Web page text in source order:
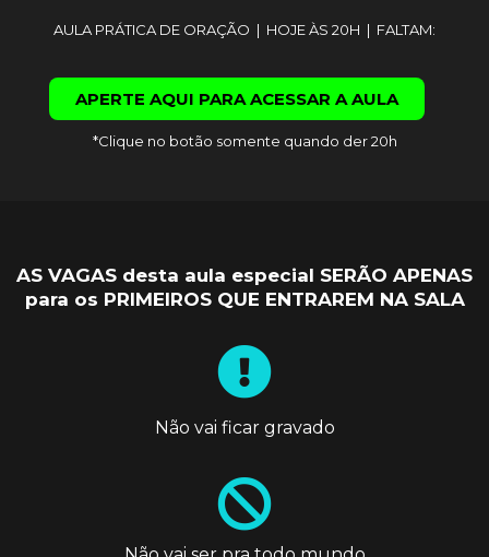
AULA PRÁTICA DE ORAÇÃO | HOJE ÀS 20H | FALTAM:
APERTE AQUI PARA ACESSAR A AULA
*Clique no botão somente quando der 20h
AS VAGAS desta aula especial SERÃO APENAS
para os PRIMEIROS QUE ENTRAREM NA SALA
Não vai ficar gravado